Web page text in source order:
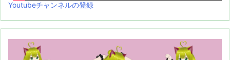
Youtubeチャンネルの登録